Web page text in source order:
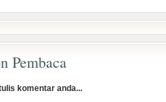
Pembaca
komentar anda...